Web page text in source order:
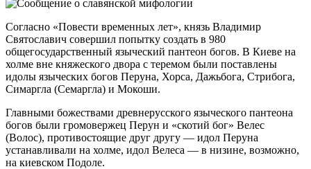
Согласно «Повести временных лет», князь Владимир
Святославич совершил попытку создать в 980
общегосударственный языческий пантеон богов. В Киеве на
холме вне княжеского двора с теремом были поставлены
идолы языческих богов Перуна, Хорса, Дажьбога, Стрибога,
Симаргла (Семаргла) и Мокоши.
Главными божествами древнерусского языческого пантеона
богов были громовержец Перун и «скотий бог» Велес
(Волос), противостоящие друг другу — идол Перуна
устанавливали на холме, идол Велеса — в низине, возможно,
на киевском Подоле.